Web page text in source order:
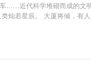
……近代科学堆砌而成的文
若星辰。 大厦将倾，有